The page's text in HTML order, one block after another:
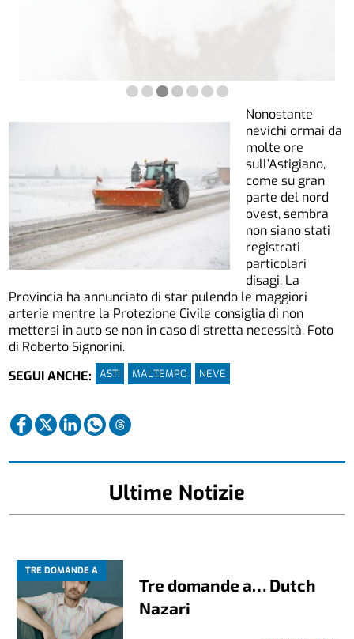
Nonostante
nevichi ormai da
molte ore
sull’Astigiano,
come su gran
parte del nord
ovest, sembra
non siano stati
registrati
particolari
disagi. La
Provincia ha annunciato di star pulendo le maggiori
arterie mentre la Protezione Civile consiglia di non
mettersi in auto se non in caso di stretta necessità. Foto
di Roberto Signorini.
SEGUI ANCHE:
ASTI MALTEMPO NEVE
Ultime Notizie
TRE DOMANDE A
Tre domande a… Dutch
Nazari